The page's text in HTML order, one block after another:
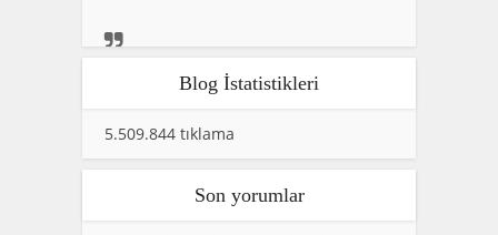
Blog İstatistikleri
5.509.844 tıklama
Son yorumlar